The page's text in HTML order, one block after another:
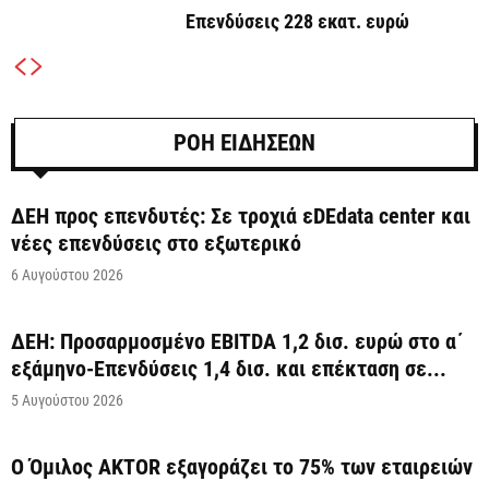
Επενδύσεις 228 εκατ. ευρώ
ΡΟΗ ΕΙΔΗΣΕΩΝ
ΔΕΗ προς επενδυτές: Σε τροχιά εDEdata center και
νέες επενδύσεις στο εξωτερικό
6 Αυγούστου 2026
ΔΕΗ: Προσαρμοσμένο EBITDA 1,2 δισ. ευρώ στο α΄
εξάμηνο-Επενδύσεις 1,4 δισ. και επέκταση σε...
5 Αυγούστου 2026
Ο Όμιλος AKTOR εξαγοράζει το 75% των εταιρειών